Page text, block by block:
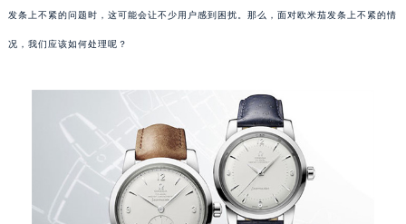
发条上不紧的问题时，这可能会让不少用户感到困扰。那么，面对欧米茄发条上不紧的情
况，我们应该如何处理呢？